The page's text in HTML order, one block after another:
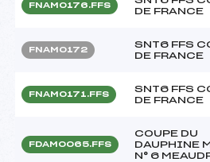
FNAM0176.FFS
DE FRANCE
FNAM0172
SNT6 FFS
DE FRANCE
FNAM0171.FFS
SNT6 FFS
DE FRANCE
FDAM0065.FFS
COUPE DU
DAUPHINE
N° 6